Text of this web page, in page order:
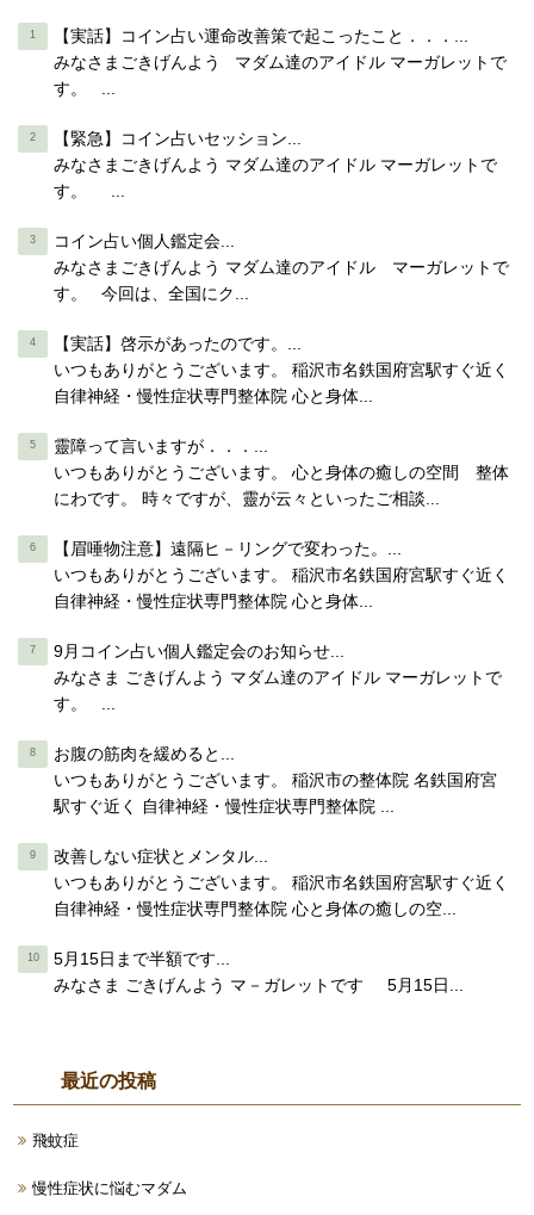
【実話】コイン占い運命改善策で起こったこと．．．...
みなさまごきげんよう マダム達のアイドル マーガレットで
す。 ...
【緊急】コイン占いセッション...
みなさまごきげんよう マダム達のアイドル マーガレットで
す。 ...
コイン占い個人鑑定会...
みなさまごきげんよう マダム達のアイドル マーガレットで
す。 今回は、全国にク...
【実話】啓示があったのです。...
いつもありがとうございます。 稲沢市名鉄国府宮駅すぐ近く
自律神経・慢性症状専門整体院 心と身体...
靈障って言いますが．．．...
いつもありがとうございます。 心と身体の癒しの空間 整体
にわです。 時々ですが、靈が云々といったご相談...
【眉唾物注意】遠隔ヒ－リングで変わった。...
いつもありがとうございます。 稲沢市名鉄国府宮駅すぐ近く
自律神経・慢性症状専門整体院 心と身体...
9月コイン占い個人鑑定会のお知らせ...
みなさま ごきげんよう マダム達のアイドル マーガレットで
す。 ...
お腹の筋肉を緩めると...
いつもありがとうございます。 稲沢市の整体院 名鉄国府宮
駅すぐ近く 自律神経・慢性症状専門整体院 ...
改善しない症状とメンタル...
いつもありがとうございます。 稲沢市名鉄国府宮駅すぐ近く
自律神経・慢性症状専門整体院 心と身体の癒しの空...
5月15日まで半額です...
みなさま ごきげんよう マ－ガレットです 5月15日...
最近の投稿
飛蚊症
慢性症状に悩むマダム